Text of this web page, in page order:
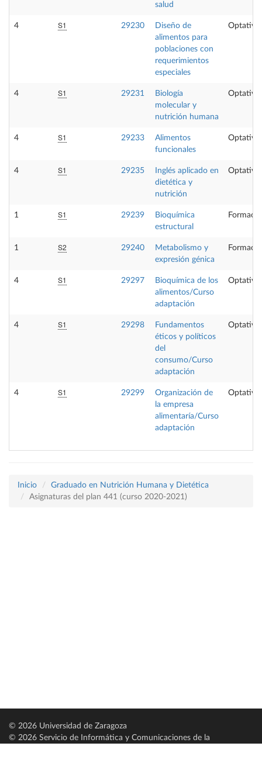
salud
4 S1 29230
Diseño de
alimentos para
poblaciones con
requerimientos
especiales
Optativa
4 S1 29231
Biología
molecular y
nutrición humana
Optativa
4 S1 29233
Alimentos
funcionales
Optativa
4 S1 29235
Inglés aplicado en
dietética y
nutrición
Optativa
1 S1 29239
Bioquímica
estructural
1 S2 29240
Metabolismo y
expresión génica
4 S1 29297
Bioquímica de los
alimentos/Curso
adaptación
Optativa
4 S1 29298
Fundamentos
éticos y políticos
del
consumo/Curso
adaptación
Optativa
4 S1 29299
Organización de
la empresa
alimentaría/Curso
adaptación
Optativa
Inicio
Graduado en Nutrición Humana y Dietética
Asignaturas del plan 441 (curso 2020-2021)
© 2026 Universidad de Zaragoza
© 2026 Servicio de Informática y Comunicaciones de la